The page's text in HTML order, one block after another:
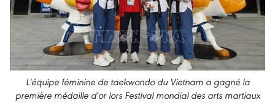
L'équipe féminine de taekwondo du Vietnam a gagné la
première médaille d'or lors Festival mondial des arts martiaux